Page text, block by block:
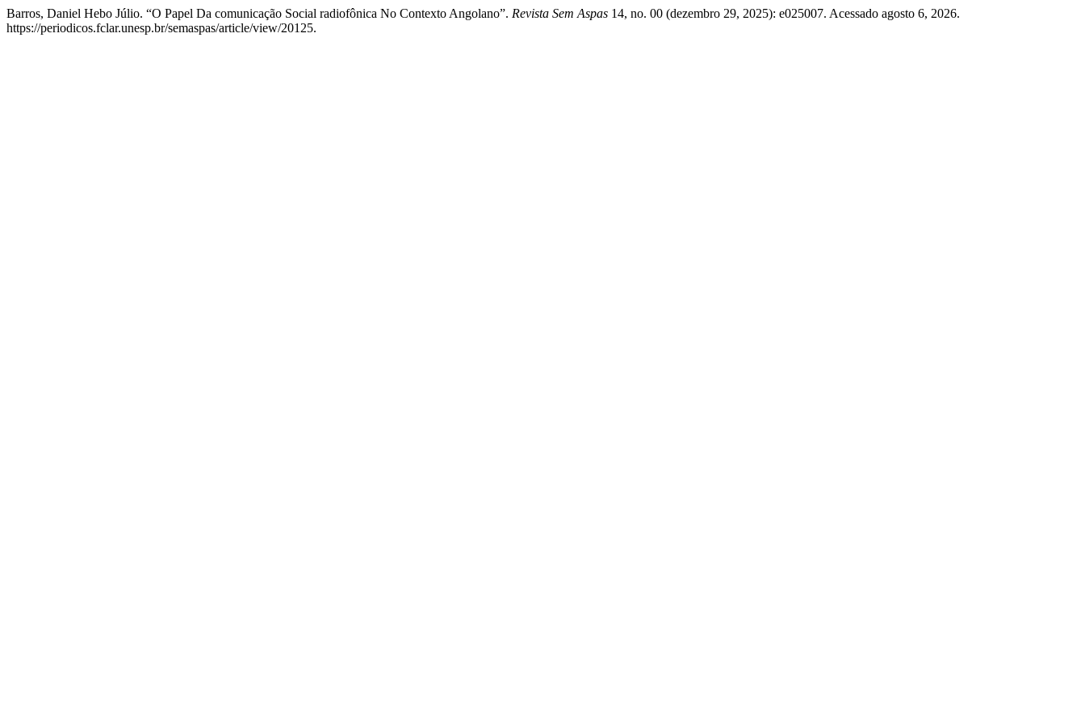
Barros, Daniel Hebo Júlio. “O Papel Da comunicação Social radiofônica No Contexto Angolano”. Revista Sem Aspas 14, no. 00 (dezembro 29, 2025): e025007. Acessado agosto 6, 2026.
https://periodicos.fclar.unesp.br/semaspas/article/view/20125.